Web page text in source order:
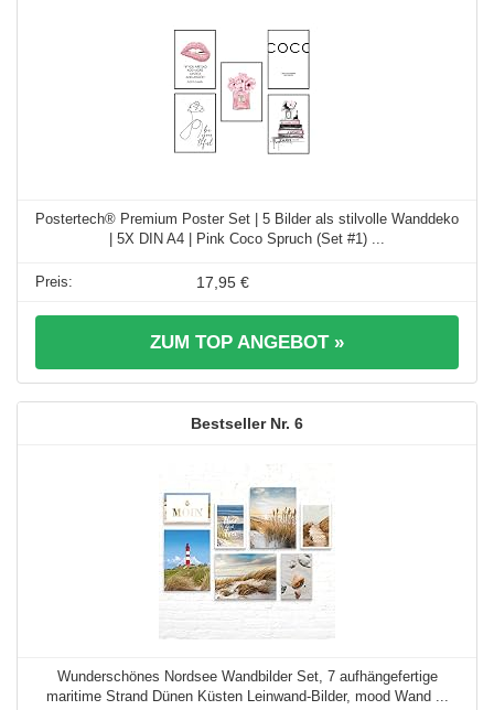
Postertech® Premium Poster Set | 5 Bilder als stilvolle Wanddeko
| 5X DIN A4 | Pink Coco Spruch (Set #1) ...
17,95 €
ZUM TOP ANGEBOT »
6
Wunderschönes Nordsee Wandbilder Set, 7 aufhängefertige
maritime Strand Dünen Küsten Leinwand-Bilder, mood Wand ...